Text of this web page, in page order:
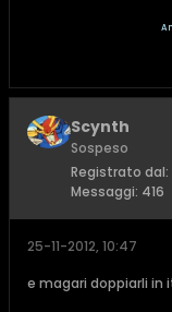
Scynth
Sospeso
Registrato dal:
Messaggi: 416
25-11-2012, 10:47
e magari doppiarli in